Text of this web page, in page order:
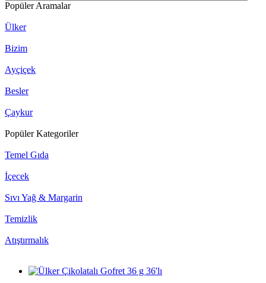
Popüler Aramalar
Ülker
Bizim
Ayçiçek
Besler
Çaykur
Popüler Kategoriler
Temel Gıda
İçecek
Sıvı Yağ & Margarin
Temizlik
Atıştırmalık